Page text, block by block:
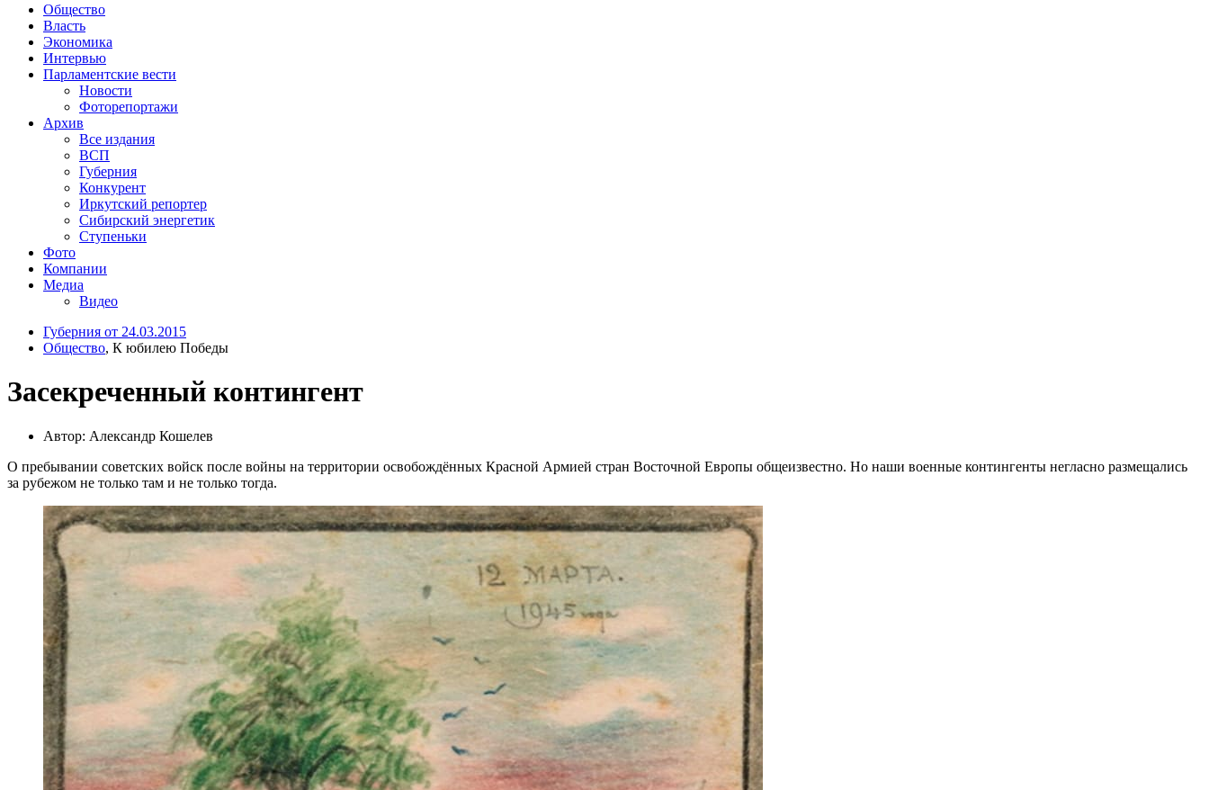
Общество
Власть
Экономика
Интервью
Парламентские вести
Новости
Фоторепортажи
Архив
Все издания
ВСП
Губерния
Конкурент
Иркутский репортер
Сибирский энергетик
Ступеньки
Фото
Компании
Медиа
Видео
Губерния от 24.03.2015
Общество, К юбилею Победы
Засекреченный контингент
Автор: Александр Кошелев
О пребывании советских войск после войны на территории освобождённых Красной Армией стран Восточной Европы общеизвестно. Но наши военные контингенты негласно размещались
за рубежом не только там и не только тогда.